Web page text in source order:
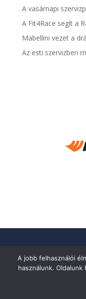
A vasárnapi
A Fit4Race segít a
Mabellini vezet a
Az esti szervizben
A jobb felhasználói
használunk. Oldalunk